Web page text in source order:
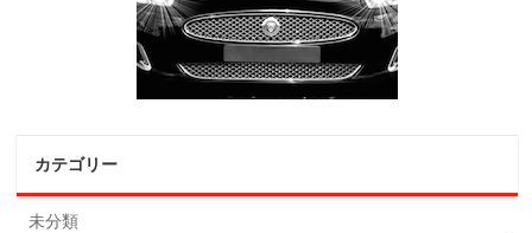
カテゴリー
未分類